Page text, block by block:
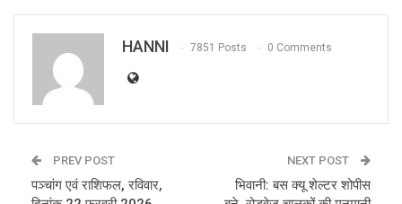
HANNI 7851 Posts 0 Comments
PREV POST
पञ्चांग एवं राशिफल, रविवार,
NEXT POST
भिवानी: बस क्यू शेल्टर शोपीस